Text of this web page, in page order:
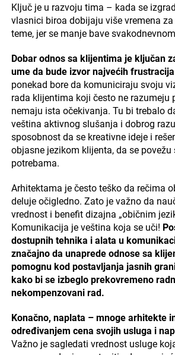
Ključ je u razvoju tima – kada se
vlasnici biroa dobijaju više vremena
teme, jer se manje bave
Dobar odnos sa klijentima je ključan
ume da bude izvor najvećih
ponekad bore da komuniciraju svoju
rada klijentima koji često ne razumeju
nemaju ista očekivanja. Tu bi trebalo
veština aktivnog slušanja i dobrog
sposobnost da se kreativne ideje i
objasne jezikom klijenta, da se povežu
potrebama.
Arhitektama je često teško da rečima
deluje očigledno. Zato je važno da
vrednost i benefit dizajna „običnim
Komunikacija je veština koja se uči!
dostupnih tehnika i alata u
značajno da unaprede odnose sa
pomognu kod postavljanja jasnih
kako bi se izbeglo prekovremeno
nekompenzovani rad.
Konačno, naplata – mnoge arhitekte
određivanjem cena svojih usluga i
Važno je sagledati vrednost usluge